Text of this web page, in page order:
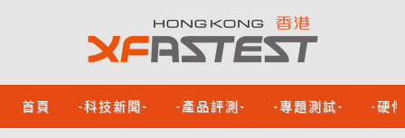
首頁 -科技新聞- -產品評測- -專題測試- -硬